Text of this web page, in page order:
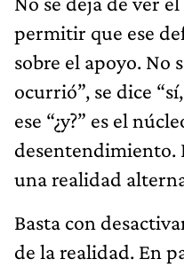
permitir que ese
sobre el apoyo. No
ocurrió”, se dice
ese “¿y?” es el
desentendimiento.
una realidad
Basta con
de la realidad. En